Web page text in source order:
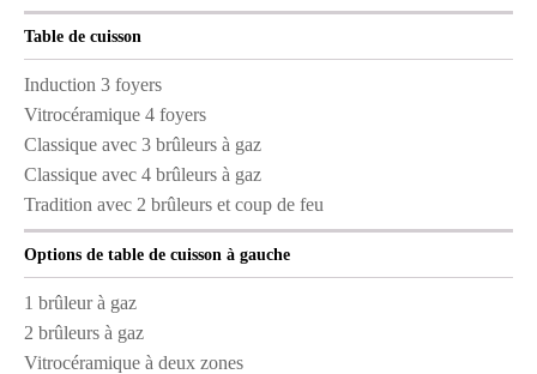
Table de cuisson
Induction 3 foyers
Vitrocéramique 4 foyers
Classique avec 3 brûleurs à gaz
Classique avec 4 brûleurs à gaz
Tradition avec 2 brûleurs et coup de feu
Options de table de cuisson à gauche
1 brûleur à gaz
2 brûleurs à gaz
Vitrocéramique à deux zones